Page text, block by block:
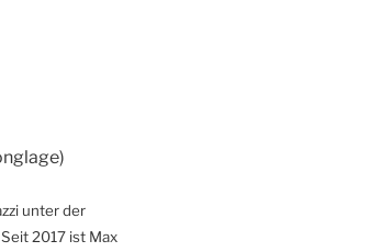
unter der
Seit 2017 ist Max